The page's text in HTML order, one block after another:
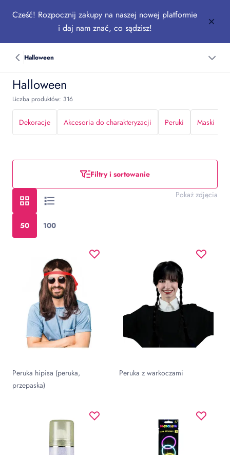
Cześć! Rozpocznij zakupy na naszej nowej platformie
i daj nam znać, co sądzisz!
Halloween
Halloween
Liczba produktów: 316
Dekoracje Akcesoria do charakteryzacji Peruki Maski
Filtry i sortowanie
50 100
Pokaż zdjęcia
Peruka hipisa (peruka,
przepaska)
Peruka z warkoczami